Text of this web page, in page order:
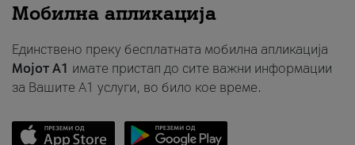
Мобилна апликација
Единствено преку бесплатната мобилна апликација
Мојот A1 имате пристап до сите важни информации
за Вашите A1 услуги, во било кое време.